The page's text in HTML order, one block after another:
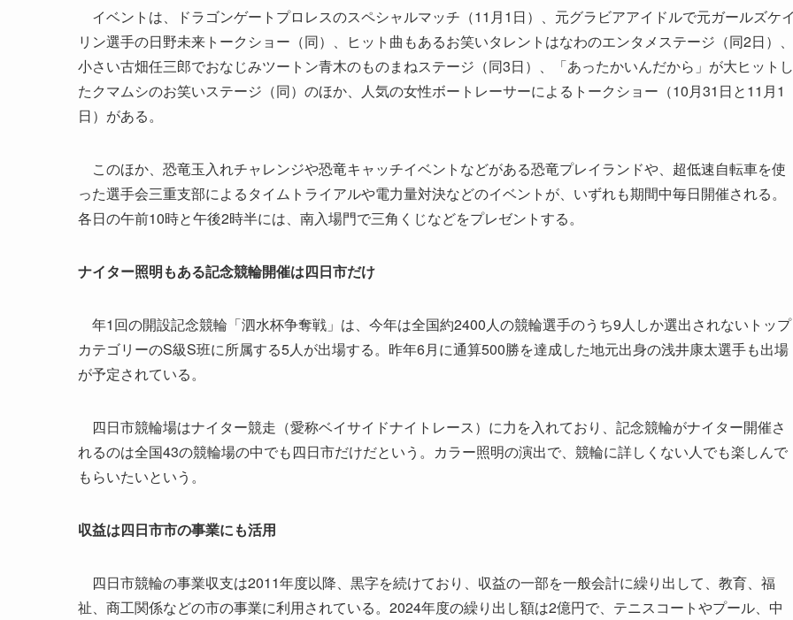
イベントは、ドラゴンゲートプロレスのスペシャルマッチ（11月1日）、元グラビアアイドルで元ガールズケ
リン選手の日野未来トークショー（同）、ヒット曲もあるお笑いタレントはなわのエンタメステージ（同2日）、
小さい古畑任三郎でおなじみツートン青木のものまねステージ（同3日）、「あったかいんだから」が大ヒットし
たクマムシのお笑いステージ（同）のほか、人気の女性ボートレーサーによるトークショー（10月31日と11月1
日）がある。
このほか、恐竜玉入れチャレンジや恐竜キャッチイベントなどがある恐竜プレイランドや、超低速自転車を使
った選手会三重支部によるタイムトライアルや電力量対決などのイベントが、いずれも期間中毎日開催される。
各日の午前10時と午後2時半には、南入場門で三角くじなどをプレゼントする。
ナイター照明もある記念競輪開催は四日市だけ
年1回の開設記念競輪「泗水杯争奪戦」は、今年は全国約2400人の競輪選手のうち9人しか選出されないトップ
カテゴリーのS級S班に所属する5人が出場する。昨年6月に通算500勝を達成した地元出身の浅井康太選手も出場
が予定されている。
四日市競輪場はナイター競走（愛称ベイサイドナイトレース）に力を入れており、記念競輪がナイター開催さ
れるのは全国43の競輪場の中でも四日市だけだという。カラー照明の演出で、競輪に詳しくない人でも楽しんで
もらいたいという。
収益は四日市市の事業にも活用
四日市競輪の事業収支は2011年度以降、黒字を続けており、収益の一部を一般会計に繰り出して、教育、福
祉、商工関係などの市の事業に利用されている。2024年度の繰り出し額は2億円で、テニスコートやプール、中